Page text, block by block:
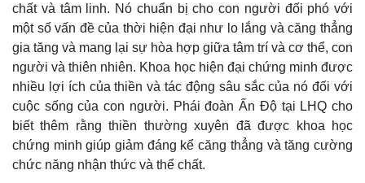
Kinh tế
Bất động sản
Thị trường
chất và tâm linh. Nó chuẩn bị cho con người đối phó với
một số vấn đề của thời hiện đại như lo lắng và căng thẳng
gia tăng và mang lại sự hòa hợp giữa tâm trí và cơ thể, con
người và thiên nhiên. Khoa học hiện đại chứng minh được
nhiều lợi ích của thiền và tác động sâu sắc của nó đối với
cuộc sống của con người. Phái đoàn Ấn Độ tại LHQ cho
biết thêm rằng thiền thường xuyên đã được khoa học
chứng minh giúp giảm đáng kể căng thẳng và tăng cường
chức năng nhận thức và thể chất.